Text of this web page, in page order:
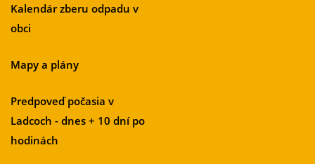
Kalendár zberu odpadu v
obci
Mapy a plány
Predpoveď počasia v
Ladcoch - dnes + 10 dní po
hodinách